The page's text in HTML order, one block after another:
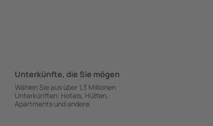
Unterkünfte, die Sie mögen
Wählen Sie aus über 1,3 Millionen
Unterkünften: Hotels, Hütten,
Apartments und andere.